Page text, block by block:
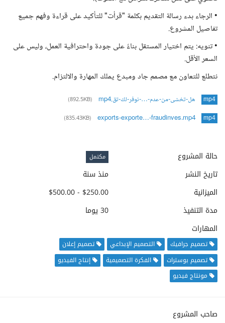
• الرجاء بدء رسالة التقديم بكلمة "قرأت" للتأكيد على قراءة وفهم جميع
تفاصيل المشروع.
• تنويه: يتم اختيار المستقل بناءً على جودة واحترافية العمل، وليس على
السعر الأقل.
نتطلع للتعاون مع مصمم جاد ومبدع يملك المهارة والالتزام.
mp4 هل-تخشى-من-عدم-…-نوفر-لك-تق.mp4 (892.5KB)
mp4
exports-exporte…-fraudinves.mp4
(835.43KB)
حالة المشروع مكتمل
تاريخ النشر
منذ سنة
الميزانية
$250.00 - $500.00
مدة التنفيذ
30 يوما
المهارات
تصميم جرافيك التصميم الإبداعي
تصميم إعلان
تصميم بوسترات
الفكرة التصميمية
إنتاج الفيديو
مونتاج فيديو
صاحب المشروع